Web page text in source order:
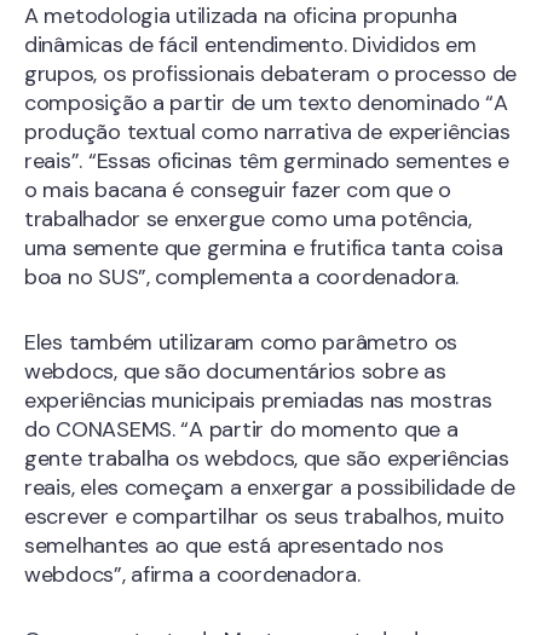
A metodologia utilizada na oficina propunha
dinâmicas de fácil entendimento. Divididos em
grupos, os profissionais debateram o processo de
composição a partir de um texto denominado “A
produção textual como narrativa de experiências
reais”. “Essas oficinas têm germinado sementes e
o mais bacana é conseguir fazer com que o
trabalhador se enxergue como uma potência,
uma semente que germina e frutifica tanta coisa
boa no SUS”, complementa a coordenadora.
Eles também utilizaram como parâmetro os
webdocs, que são documentários sobre as
experiências municipais premiadas nas mostras
do CONASEMS. “A partir do momento que a
gente trabalha os webdocs, que são experiências
reais, eles começam a enxergar a possibilidade de
escrever e compartilhar os seus trabalhos, muito
semelhantes ao que está apresentado nos
webdocs”, afirma a coordenadora.